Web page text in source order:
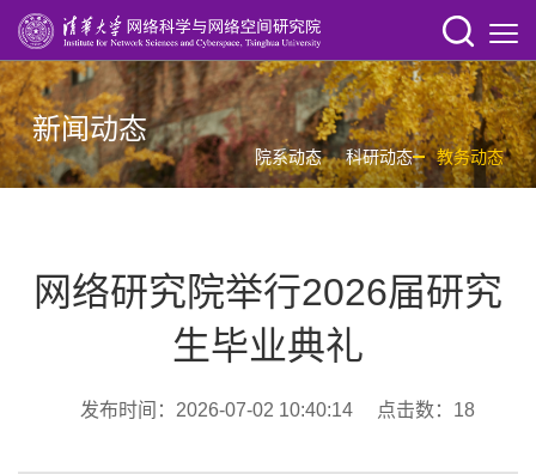
新闻动态
院系动态 科研动态 教务动态
网络研究院举行2026届研究
生毕业典礼
发布时间：2026-07-02 10:40:14 点击数： 18